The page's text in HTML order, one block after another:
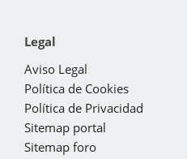
Legal
Aviso Legal
Política de Cookies
Política de Privacidad
Sitemap portal
Sitemap foro